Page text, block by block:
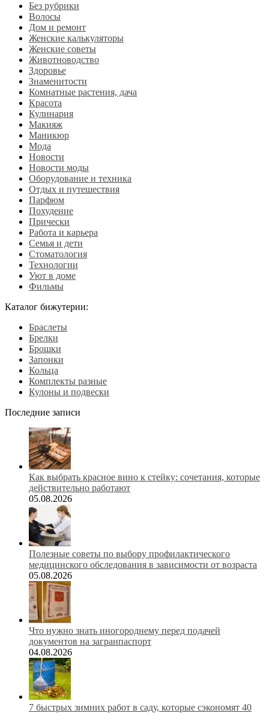
Без рубрики
Волосы
Дом и ремонт
Женские калькуляторы
Женские советы
Животноводство
Здоровье
Знаменитости
Комнатные растения, дача
Красота
Кулинария
Макияж
Маникюр
Мода
Новости
Новости моды
Оборудование и техника
Отдых и путешествия
Парфюм
Похудение
Прически
Работа и карьера
Семья и дети
Стоматология
Технологии
Уют в доме
Фильмы
Каталог бижутерии:
Браслеты
Брелки
Брошки
Запонки
Кольца
Комплекты разные
Кулоны и подвески
Последние записи
Как выбрать красное вино к стейку: сочетания, которые
действительно работают
05.08.2026
Полезные советы по выбору профилактического
медицинского обследования в зависимости от возраста
05.08.2026
Что нужно знать иногороднему перед подачей
документов на загранпаспорт
04.08.2026
7 быстрых зимних работ в саду, которые сэкономят 40